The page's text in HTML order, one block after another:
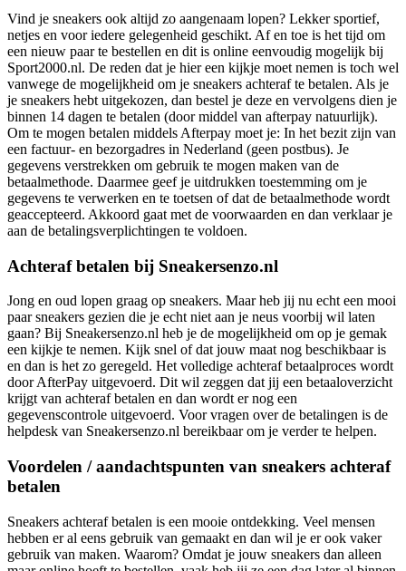
Vind je sneakers ook altijd zo aangenaam lopen? Lekker sportief,
netjes en voor iedere gelegenheid geschikt. Af en toe is het tijd om
een nieuw paar te bestellen en dit is online eenvoudig mogelijk bij
Sport2000.nl. De reden dat je hier een kijkje moet nemen is toch wel
vanwege de mogelijkheid om je sneakers achteraf te betalen. Als je
je sneakers hebt uitgekozen, dan bestel je deze en vervolgens dien je
binnen 14 dagen te betalen (door middel van afterpay natuurlijk).
Om te mogen betalen middels Afterpay moet je: In het bezit zijn van
een factuur- en bezorgadres in Nederland (geen postbus). Je
gegevens verstrekken om gebruik te mogen maken van de
betaalmethode. Daarmee geef je uitdrukken toestemming om je
gegevens te verwerken en te toetsen of dat de betaalmethode wordt
geaccepteerd. Akkoord gaat met de voorwaarden en dan verklaar je
aan de betalingsverplichtingen te voldoen.
Achteraf betalen bij Sneakersenzo.nl
Jong en oud lopen graag op sneakers. Maar heb jij nu echt een mooi
paar sneakers gezien die je echt niet aan je neus voorbij wil laten
gaan? Bij Sneakersenzo.nl heb je de mogelijkheid om op je gemak
een kijkje te nemen. Kijk snel of dat jouw maat nog beschikbaar is
en dan is het zo geregeld. Het volledige achteraf betaalproces wordt
door AfterPay uitgevoerd. Dit wil zeggen dat jij een betaaloverzicht
krijgt van achteraf betalen en dan wordt er nog een
gegevenscontrole uitgevoerd. Voor vragen over de betalingen is de
helpdesk van Sneakersenzo.nl bereikbaar om je verder te helpen.
Voordelen / aandachtspunten van sneakers achteraf
betalen
Sneakers achteraf betalen is een mooie ontdekking. Veel mensen
hebben er al eens gebruik van gemaakt en dan wil je er ook vaker
gebruik van maken. Waarom? Omdat je jouw sneakers dan alleen